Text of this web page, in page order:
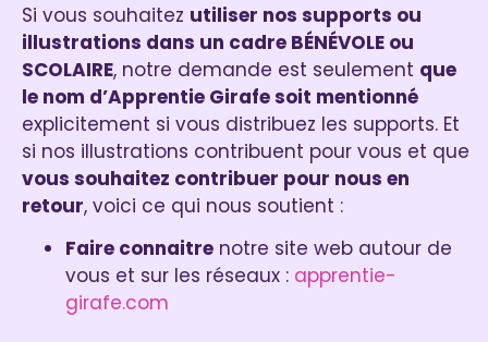
Si vous souhaitez utiliser nos supports ou
illustrations dans un cadre BÉNÉVOLE ou
SCOLAIRE, notre demande est seulement que
le nom d’Apprentie Girafe soit mentionné
explicitement si vous distribuez les supports. Et
si nos illustrations contribuent pour vous et que
vous souhaitez contribuer pour nous en
retour, voici ce qui nous soutient :
Faire connaitre notre site web autour de
vous et sur les réseaux : apprentie-
girafe.com